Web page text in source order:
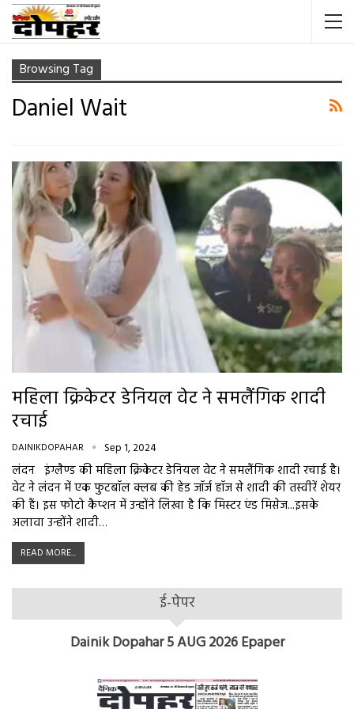
Browsing Tag
Daniel Wait
महिला क्रिकेटर डेनियल वेट ने समलैंगिक शादी
रचाई
DAINIKDOPAHAR Sep 1, 2024
लंदन इंग्लैण्ड की महिला क्रिकेटर डेनियल वेट ने समलैंगिक शादी रचाई है।
वेट ने लंदन में एक फुटबॉल क्लब की हेड जॉर्ज हॉज से शादी की तस्वीरें शेयर
की हैं। इस फोटो कैप्शन में उन्होंने लिखा है कि मिस्टर एंड मिसेज...इसके
अलावा उन्होंने शादी…
READ MORE...
ई-पेपर
Dainik Dopahar 5 AUG 2026 Epaper